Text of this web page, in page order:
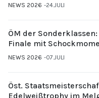
NEWS 2026 24.JULI
ÖM der Sonderklassen:
Finale mit
NEWS 2026 07.JULI
Öst.
Edelweißtrophy im